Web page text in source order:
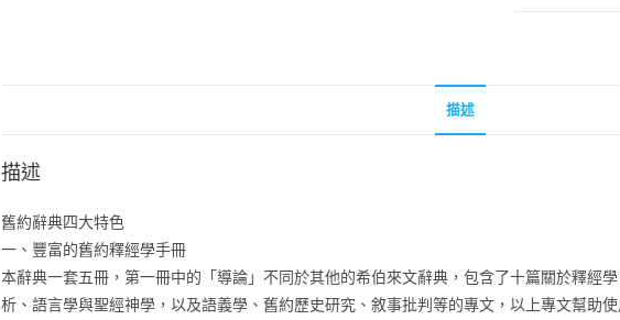
描述
描述
舊約辭典四大特色
一、豐富的舊約釋經學手冊
本辭典一套五冊，第一冊中的「導論」不同於其他的希伯來文辭典，包含了十篇關於釋經
析、語言學與聖經神學，以及語義學、舊約歷史研究、敘事批判等的專文，以上專文幫助